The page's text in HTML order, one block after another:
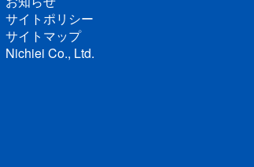
サイトポリシー
サイトマップ
Nichiei Co., Ltd.